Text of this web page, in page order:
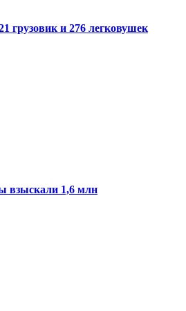
грузовик и 276 легковушек
взыскали 1,6 млн